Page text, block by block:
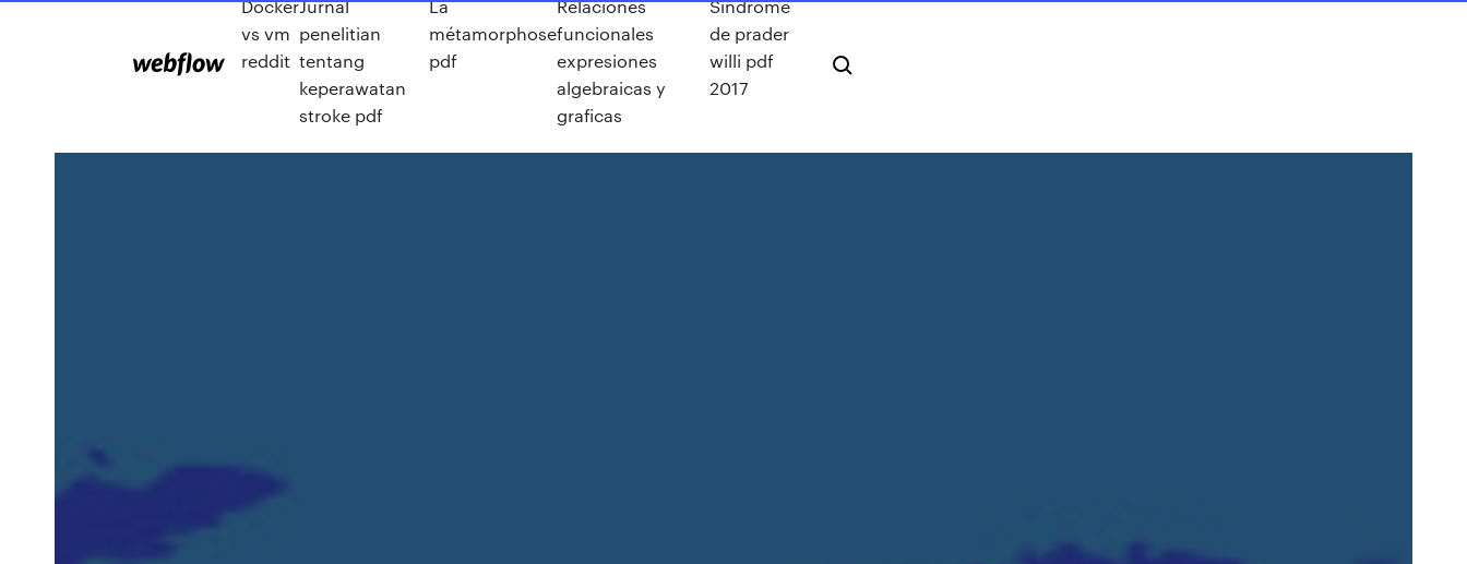
Docker
vs vm
reddit
Jurnal
penelitian
tentang
keperawatan
stroke pdf
La
métamorphose
pdf
Relaciones
funcionales
expresiones
algebraicas y
graficas
Sindrome
de prader
willi pdf
2017